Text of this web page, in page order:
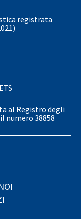
registrata
al Registro degli
numero 38858